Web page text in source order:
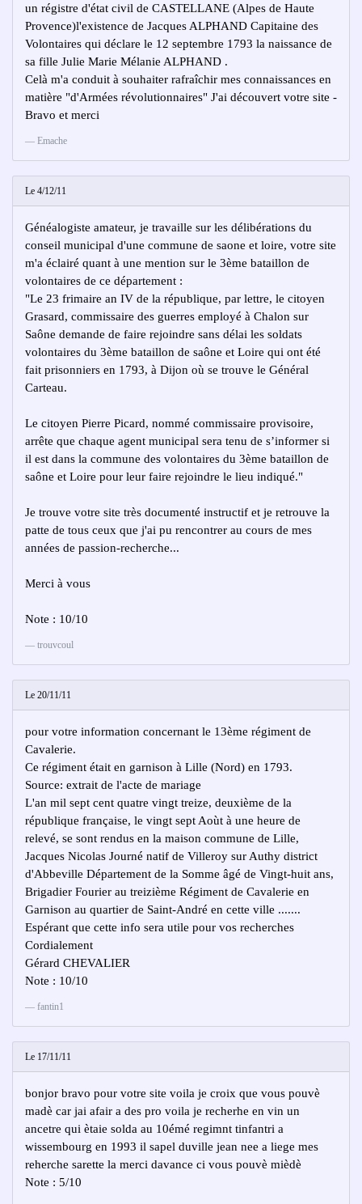
un régistre d'état civil de CASTELLANE (Alpes de Haute
Provence)l'existence de Jacques ALPHAND Capitaine des
Volontaires qui déclare le 12 septembre 1793 la naissance de
sa fille Julie Marie Mélanie ALPHAND .
Celà m'a conduit à souhaiter rafraîchir mes connaissances en
matière "d'Armées révolutionnaires" J'ai découvert votre site -
Bravo et merci
Emache
Le 4/12/11
Généalogiste amateur, je travaille sur les délibérations du
conseil municipal d'une commune de saone et loire, votre site
m'a éclairé quant à une mention sur le 3ème bataillon de
volontaires de ce département :
"Le 23 frimaire an IV de la république, par lettre, le citoyen
Grasard, commissaire des guerres employé à Chalon sur
Saône demande de faire rejoindre sans délai les soldats
volontaires du 3ème bataillon de saône et Loire qui ont été
fait prisonniers en 1793, à Dijon où se trouve le Général
Carteau.
Le citoyen Pierre Picard, nommé commissaire provisoire,
arrête que chaque agent municipal sera tenu de s’informer si
il est dans la commune des volontaires du 3ème bataillon de
saône et Loire pour leur faire rejoindre le lieu indiqué."
Je trouve votre site très documenté instructif et je retrouve la
patte de tous ceux que j'ai pu rencontrer au cours de mes
années de passion-recherche...
Merci à vous
Note : 10/10
trouvcoul
Le 20/11/11
pour votre information concernant le 13ème régiment de
Cavalerie.
Ce régiment était en garnison à Lille (Nord) en 1793.
Source: extrait de l'acte de mariage
L'an mil sept cent quatre vingt treize, deuxième de la
république française, le vingt sept Aoùt à une heure de
relevé, se sont rendus en la maison commune de Lille,
Jacques Nicolas Journé natif de Villeroy sur Authy district
d'Abbeville Département de la Somme âgé de Vingt-huit ans,
Brigadier Fourier au treizième Régiment de Cavalerie en
Garnison au quartier de Saint-André en cette ville .......
Espérant que cette info sera utile pour vos recherches
Cordialement
Gérard CHEVALIER
Note : 10/10
fantin1
Le 17/11/11
bonjor bravo pour votre site voila je croix que vous pouvè
madè car jai afair a des pro voila je recherhe en vin un
ancetre qui ètaie solda au 10émé regimnt tinfantri a
wissembourg en 1993 il sapel duville jean nee a liege mes
reherche sarette la merci davance ci vous pouvè mièdè
Note : 5/10